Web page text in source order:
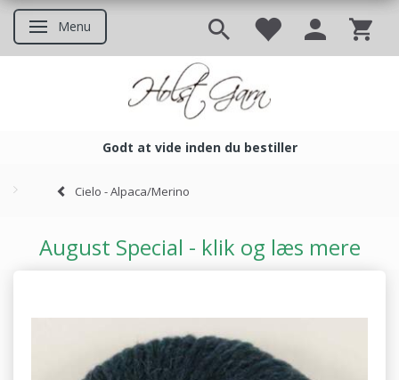
Skifte navigation
Menu
Godt at vide inden du bestiller
Cielo - Alpaca/Merino
August Special - klik og læs mere